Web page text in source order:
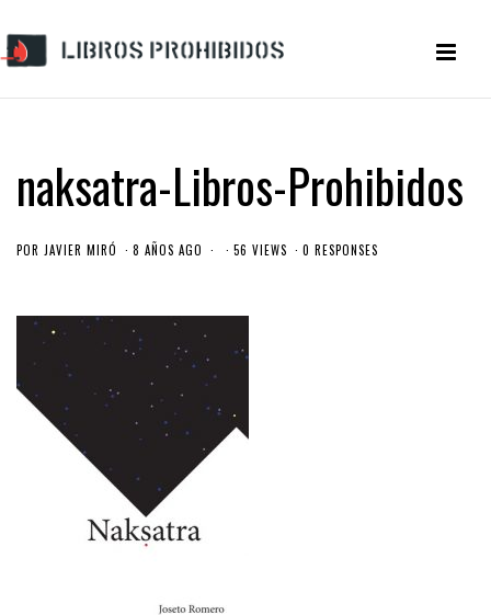
naksatra-Libros-Prohibidos
POR JAVIER MIRÓ 8 AÑOS AGO 56 VIEWS 0 RESPONSES